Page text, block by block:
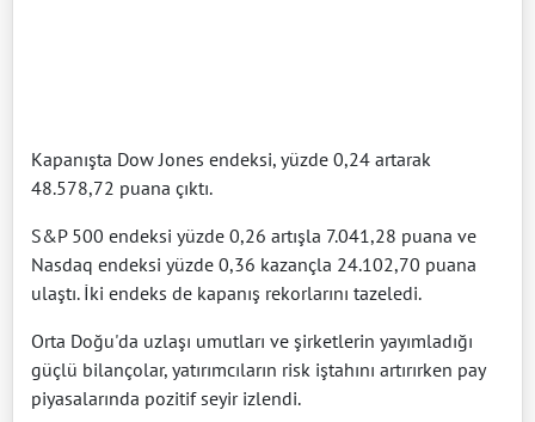
Kapanışta Dow Jones endeksi, yüzde 0,24 artarak
48.578,72 puana çıktı.
S&P 500 endeksi yüzde 0,26 artışla 7.041,28 puana ve
Nasdaq endeksi yüzde 0,36 kazançla 24.102,70 puana
ulaştı. İki endeks de kapanış rekorlarını tazeledi.
Orta Doğu'da uzlaşı umutları ve şirketlerin yayımladığı
güçlü bilançolar, yatırımcıların risk iştahını artırırken pay
piyasalarında pozitif seyir izlendi.